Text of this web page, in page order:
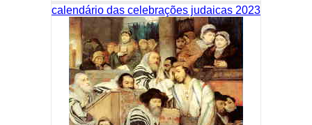
calendário das celebrações judaicas 2023